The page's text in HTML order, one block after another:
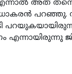
എന്നാല്‍ അത്
പറഞ്ഞു.